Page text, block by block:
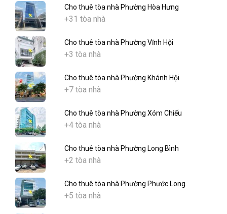
Cho thuê tòa nhà Phường Hòa Hưng
+31 tòa nhà
Cho thuê tòa nhà Phường Vĩnh Hội
+3 tòa nhà
Cho thuê tòa nhà Phường Khánh Hội
+7 tòa nhà
Cho thuê tòa nhà Phường Xóm Chiếu
+4 tòa nhà
Cho thuê tòa nhà Phường Long Bình
+2 tòa nhà
Cho thuê tòa nhà Phường Phước Long
+5 tòa nhà